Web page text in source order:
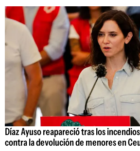
Díaz Ayuso reapareció tras los
contra la devolución de menores en